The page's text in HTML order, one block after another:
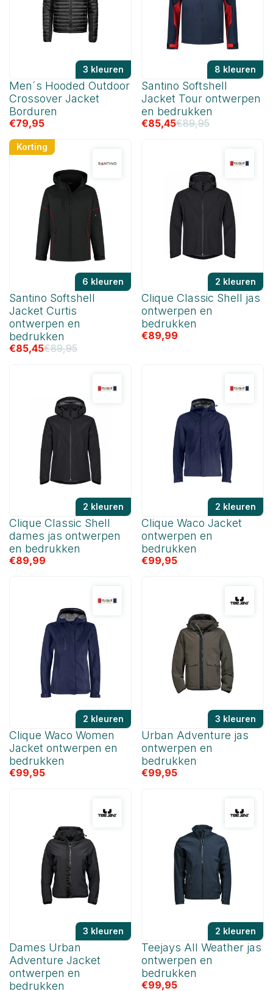
3 kleuren
Men´s Hooded Outdoor
Crossover Jacket
Borduren
€79,95
8 kleuren
Santino Softshell
Jacket Tour ontwerpen
en bedrukken
€85,45€89,95
Korting
6 kleuren
Santino Softshell
Jacket Curtis
ontwerpen en
bedrukken
€85,45€89,95
2 kleuren
Clique Classic Shell jas
ontwerpen en
bedrukken
€89,99
2 kleuren
Clique Classic Shell
dames jas ontwerpen
en bedrukken
€89,99
2 kleuren
Clique Waco Jacket
ontwerpen en
bedrukken
€99,95
2 kleuren
Clique Waco Women
Jacket ontwerpen en
bedrukken
€99,95
3 kleuren
Urban Adventure jas
ontwerpen en
bedrukken
€99,95
3 kleuren
Dames Urban
Adventure Jacket
ontwerpen en
bedrukken
2 kleuren
Teejays All Weather jas
ontwerpen en
bedrukken
€99,95